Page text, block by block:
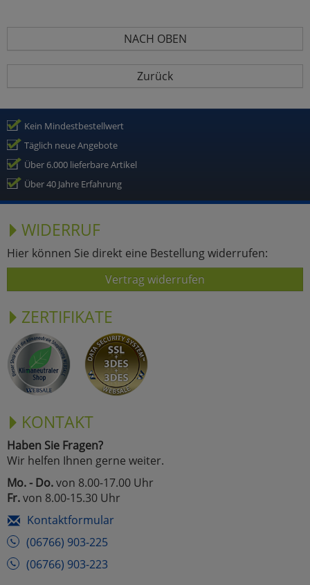
NACH OBEN
Zurück
Kein Mindestbestellwert
Täglich neue Angebote
Über 6.000 lieferbare Artikel
Über 40 Jahre Erfahrung
WIDERRUF
Hier können Sie direkt eine Bestellung widerrufen:
Vertrag widerrufen
ZERTIFIKATE
KONTAKT
Haben Sie Fragen?
Wir helfen Ihnen gerne weiter.
Mo. - Do.von 8.00-17.00 Uhr
Fr.von 8.00-15.30 Uhr
Kontaktformular
(06766) 903-225
(06766) 903-223